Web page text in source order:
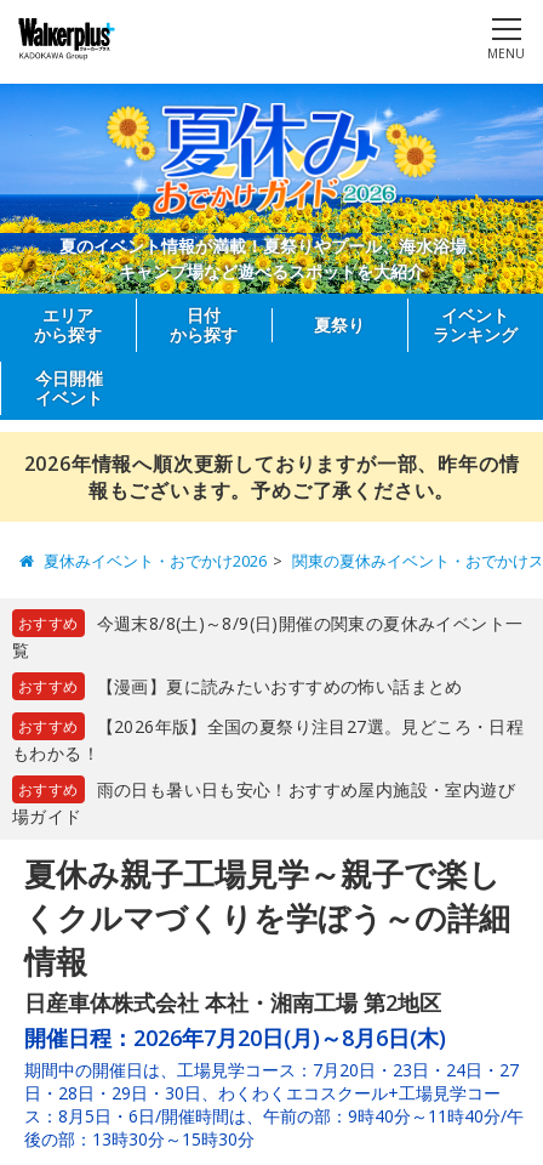
MENU
夏のイベント情報が満載！夏祭りやプール、海水浴場、
キャンプ場など遊べるスポットを大紹介
エリア
から探す
日付
から探す
夏祭り
イベント
ランキング
今日開催
イベント
2026年情報へ順次更新しておりますが一部、昨年の情
報もございます。予めご了承ください。
夏休みイベント・おでかけ2026 関東の夏休みイベント・おでかけ
おすすめ
今週末8/8(土)～8/9(日)開催の関東の夏休みイベント一
覧
おすすめ 【漫画】夏に読みたいおすすめの怖い話まとめ
おすすめ
【2026年版】全国の夏祭り注目27選。見どころ・日程
もわかる！
おすすめ
雨の日も暑い日も安心！おすすめ屋内施設・室内遊び
場ガイド
夏休み親子工場見学～親子で楽し
くクルマづくりを学ぼう～の詳細
情報
日産車体株式会社 本社・湘南工場 第2地区
開催日程： 2026年7月20日(月)～8月6日(木)
期間中の開催日は、工場見学コース：7月20日・23日・24日・27
日・28日・29日・30日、わくわくエコスクール+工場見学コー
ス：8月5日・6日/開催時間は、午前の部：9時40分～11時40分/午
後の部：13時30分～15時30分